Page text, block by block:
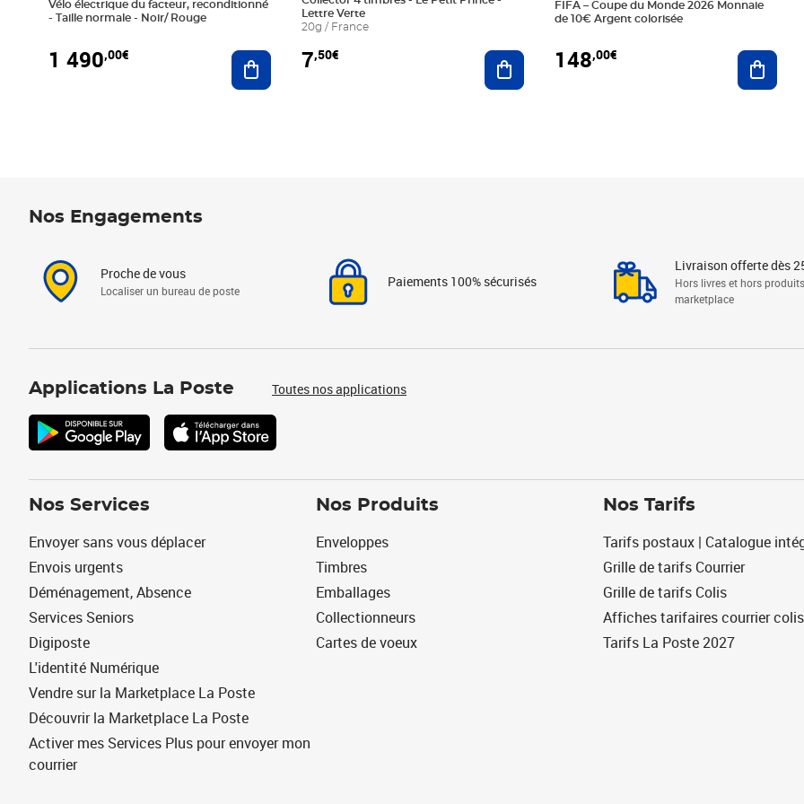
Vélo électrique du facteur, reconditionné
- Taille normale - Noir/ Rouge
1 490,00€ Ajouter au panier
Lettre Verte
20g / France
7,50€ Ajouter au panier
FIFA – Coupe du Monde 2026 Monnaie
de 10€ Argent colorisée
148,00€
Nos Engagements
Proche de vous
Localiser un bureau de poste
Paiements 100% sécurisés
Livraison offerte dès
Hors livres et hors produits
marketplace
Applications La Poste Toutes nos applications
Nos Services
Envoyer sans vous déplacer
Envois urgents
Déménagement, Absence
Services Seniors
Digiposte
L'identité Numérique
Vendre sur la Marketplace La Poste
Découvrir la Marketplace La Poste
Activer mes Services Plus pour envoyer mon
courrier
Nos Produits
Enveloppes
Timbres
Emballages
Collectionneurs
Cartes de voeux
Nos Tarifs
Tarifs postaux | Catalogue
Grille de tarifs Courrier
Grille de tarifs Colis
Affiches tarifaires courrier colis
Tarifs La Poste 2027